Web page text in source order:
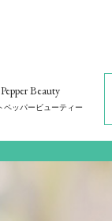
Beauty
ペッパービューティー